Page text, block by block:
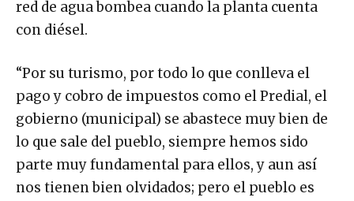
red de agua bombea cuando la planta cuenta
con diésel.
“Por su turismo, por todo lo que conlleva el
pago y cobro de impuestos como el Predial, el
gobierno (municipal) se abastece muy bien de
lo que sale del pueblo, siempre hemos sido
parte muy fundamental para ellos, y aun así
nos tienen bien olvidados; pero el pueblo es